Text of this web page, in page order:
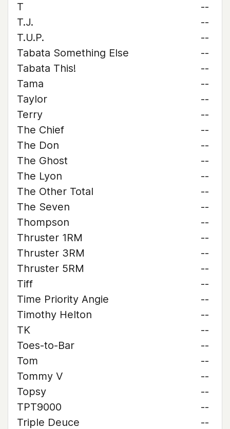
T
--
T.J.
--
T.U.P.
--
Tabata Something Else
--
Tabata This!
--
Tama
--
Taylor
--
Terry
--
The Chief
--
The Don
--
The Ghost
--
The Lyon
--
The Other Total
--
The Seven
--
Thompson
--
Thruster 1RM
--
Thruster 3RM
--
Thruster 5RM
--
Tiff
--
Time Priority Angie
--
Timothy Helton
--
TK
--
Toes-to-Bar
--
Tom
--
Tommy V
--
Topsy
--
TPT9000
--
Triple Deuce
--